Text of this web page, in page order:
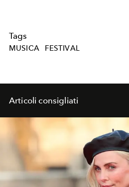
Tags
MUSICA FESTIVAL
Articoli consigliati